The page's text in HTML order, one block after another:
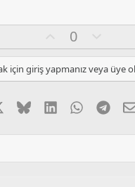
y
l
a
0
l
u
m
u
z
o
l
için giriş yapmanız veya üye
BlueskyLinkedInWhatsApp